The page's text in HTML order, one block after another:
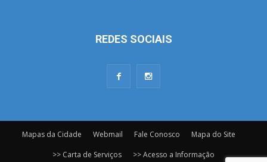
REDES SOCIAIS
Mapas da Cidade Webmail Fale Conosco
Mapa do Site
>> Carta de Serviços
>> Acesso a Informação